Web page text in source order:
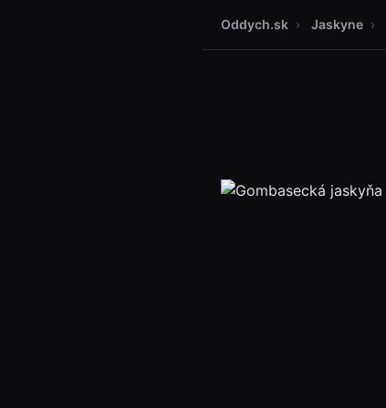
Oddych.sk › Jaskyne ›